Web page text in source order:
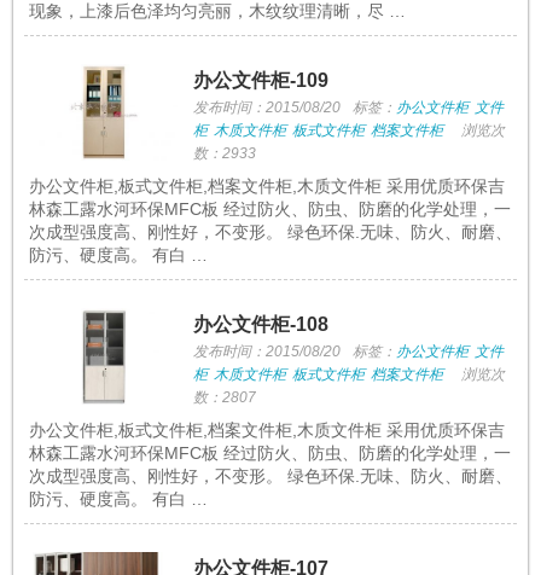
现象，上漆后色泽均匀亮丽，木纹纹理清晰，尽 …
办公文件柜-109
发布时间：2015/08/20 标签： 办公文件柜 文件
柜 木质文件柜 板式文件柜 档案文件柜
浏览次
数：2933
办公文件柜,板式文件柜,档案文件柜,木质文件柜 采用优质环保吉
林森工露水河环保MFC板 经过防火、防虫、防磨的化学处理，一
次成型强度高、刚性好，不变形。 绿色环保.无味、防火、耐磨、
防污、硬度高。 有白 …
办公文件柜-108
发布时间：2015/08/20 标签： 办公文件柜 文件
柜 木质文件柜 板式文件柜 档案文件柜
浏览次
数：2807
办公文件柜,板式文件柜,档案文件柜,木质文件柜 采用优质环保吉
林森工露水河环保MFC板 经过防火、防虫、防磨的化学处理，一
次成型强度高、刚性好，不变形。 绿色环保.无味、防火、耐磨、
防污、硬度高。 有白 …
办公文件柜-107